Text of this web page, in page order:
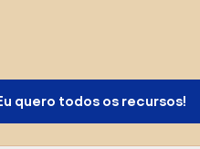
quero todos os recursos!